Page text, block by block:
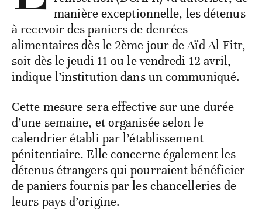
manière exceptionnelle, les détenus
à recevoir des paniers de denrées
alimentaires dès le 2ème jour de Aïd Al-Fitr,
soit dès le jeudi 11 ou le vendredi 12 avril,
indique l’institution dans un communiqué.
Cette mesure sera effective sur une durée
d’une semaine, et organisée selon le
calendrier établi par l’établissement
pénitentiaire. Elle concerne également les
détenus étrangers qui pourraient bénéficier
de paniers fournis par les chancelleries de
leurs pays d’origine.